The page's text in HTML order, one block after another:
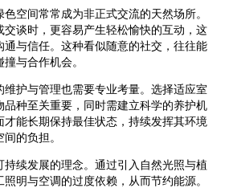
空间常常成为非正式交流的天然场所。
交谈时，更容易产生轻松愉快的互动，这
与信任。这种看似随意的社交，往往能
与合作机会。
护与管理也需要专业考量。选择适应室
品种至关重要，同时需建立科学的养护机
能长期保持最佳状态，持续发挥其环境
的负担。
持续发展的理念。通过引入自然光照与植
明与空调的过度依赖，从而节约能源。